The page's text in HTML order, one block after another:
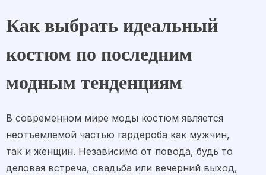
Как выбрать идеальный
костюм по последним
модным тенденциям
В современном мире моды костюм является
неотъемлемой частью гардероба как мужчин,
так и женщин. Независимо от повода, будь то
деловая встреча, свадьба или вечерний выход,